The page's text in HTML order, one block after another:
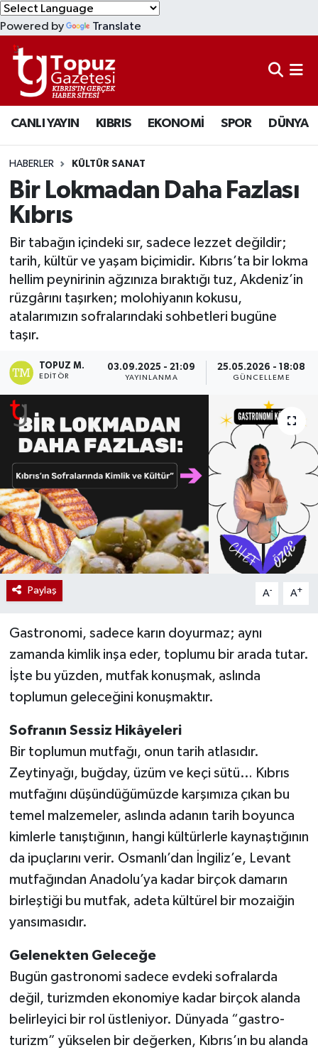
Powered by Translate
CANLI YAYIN KIBRIS EKONOMİ SPOR DÜNYA
HABERLER KÜLTÜR SANAT
Bir Lokmadan Daha Fazlası
Kıbrıs
Bir tabağın içindeki sır, sadece lezzet değildir;
tarih, kültür ve yaşam biçimidir. Kıbrıs’ta bir lokma
hellim peynirinin ağzınıza bıraktığı tuz, Akdeniz’in
rüzgârını taşırken; molohiyanın kokusu,
atalarımızın sofralarındaki sohbetleri bugüne
taşır.
TOPUZ M.
EDITÖR
03.09.2025 - 21:09
YAYINLANMA
25.05.2026 - 18:08
GÜNCELLEME
Paylaş A- A+
Gastronomi, sadece karın doyurmaz; aynı
zamanda kimlik inşa eder, toplumu bir arada tutar.
İşte bu yüzden, mutfak konuşmak, aslında
toplumun geleceğini konuşmaktır.
Sofranın Sessiz Hikâyeleri
Bir toplumun mutfağı, onun tarih atlasıdır.
Zeytinyağı, buğday, üzüm ve keçi sütü… Kıbrıs
mutfağını düşündüğümüzde karşımıza çıkan bu
temel malzemeler, aslında adanın tarih boyunca
kimlerle tanıştığının, hangi kültürlerle kaynaştığının
da ipuçlarını verir. Osmanlı’dan İngiliz’e, Levant
mutfağından Anadolu’ya kadar birçok damarın
birleştiği bu mutfak, adeta kültürel bir mozaiğin
yansımasıdır.
Gelenekten Geleceğe
Bugün gastronomi sadece evdeki sofralarda
değil, turizmden ekonomiye kadar birçok alanda
belirleyici bir rol üstleniyor. Dünyada “gastro-
turizm” yükselen bir değerken, Kıbrıs’ın bu alanda
KIBRIS
DÜNYA
EKONOMİ
MAGAZİN
SAĞLIK
SPOR
TEKNOLOJİ
TÜRKİYE
Lefkoşa Nöbetçi Eczaneler
Lefkoşa Hava Durumu
Lefkoşa Trafik Yoğunluk Haritası
Süper Lig Puan Durumu ve Fikstür
Tüm Manşetler
Son Dakika Haberleri
Haber Arşivi